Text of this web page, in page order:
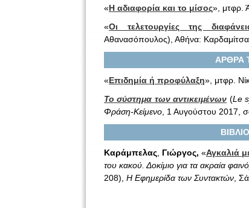
«Η αδιαφορία και το μίσος», μτφρ.
«Οι τελετουργίες της
Αθανασόπουλος), Αθήνα:
ΑΡΘΡΑ
«Επιδημία ή προφύλαξη», μτφρ.
Το σύστημα των αντικειμένων (Le
Φράση-Κείμενο , 1 Αυγούστου 2017,
Καράμπελας Γιώργος, «Αγκαλιά
του κακού. Δοκίμιο για τα ακραία
208), Η Εφημερίδα των Συντακτών ,